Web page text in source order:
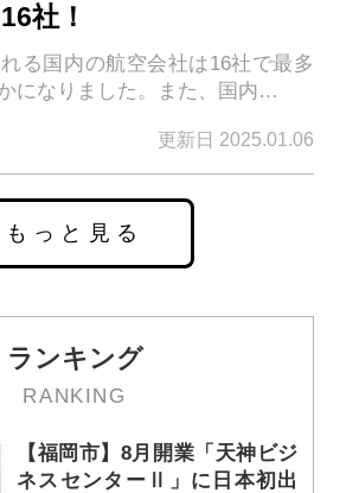
社！
る国内の航空会社は16社で最多
になりました。また、国内…
更新日 2025.01.06
もっと見る
ランキング
RANKING
【福岡市】8月開業「天神ビジ
ネスセンターⅡ」に日本初出